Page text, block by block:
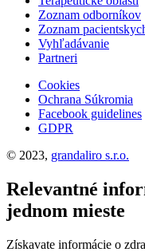
Zoznam odborníkov
Zoznam
Vyhľadávanie
Partneri
Cookies
Ochrana Súkromia
Facebook guidelines
GDPR
© 2023, grandaliro s.r.o.
Relevantné
jednom mieste
Získavate informácie o